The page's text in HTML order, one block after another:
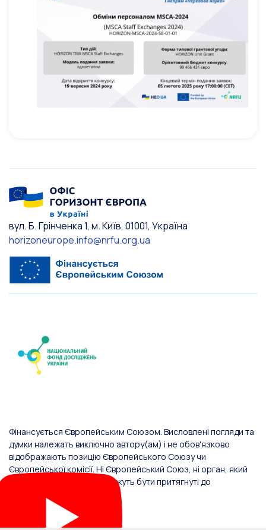
вул. Б. Грінченка 1, м. Київ, 01001, Україна
horizoneurope.info@nrfu.org.ua
Фінансується Європейським Союзом. Висловлені погляди та
думки належать виключно автору(ам) і не обов'язково
відображають позицію Європейського Союзу чи
Європейської комісії. Ні Європейський Союз, ні орган, який
надав фінансування, не можуть бути притягнуті до